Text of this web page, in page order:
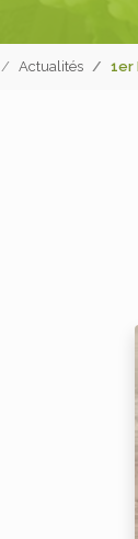
Actualités 1er